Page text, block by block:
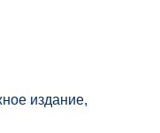
издание,